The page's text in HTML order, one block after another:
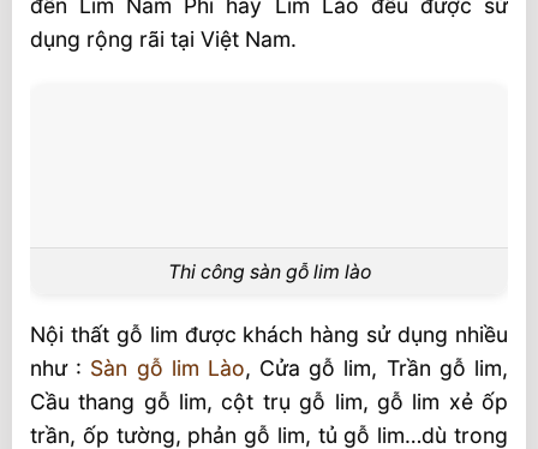
đến Lim Nam Phi hay Lim Lào đều được sử
dụng rộng rãi tại Việt Nam.
Thi công sàn gỗ lim lào
Nội thất gỗ lim được khách hàng sử dụng nhiều
như : Sàn gỗ lim Lào, Cửa gỗ lim, Trần gỗ lim,
Cầu thang gỗ lim, cột trụ gỗ lim, gỗ lim xẻ ốp
trần, ốp tường, phản gỗ lim, tủ gỗ lim…dù trong